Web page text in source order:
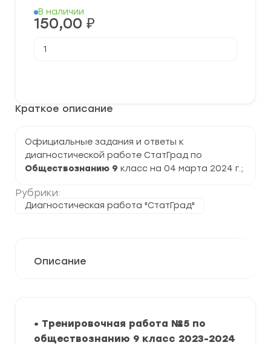
Краткое описание
Официальные задания и ответы к
диагностической работе СтатГрад по
Обществознанию 9 класс на 04 марта 2024 г.;
Рубрики:
Диагностическая работа "СтатГрад"
В наличии
150,00 ₽
товара
обществознанию
2023-
2024
гг.
Описание
• Тренировочная работа №5 по
обществознанию 9 класс 2023-2024